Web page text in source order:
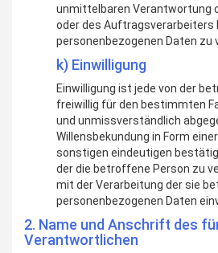
unmittelbaren Verantwortung
oder des Auftragsverarbeiters
personenbezogenen Daten zu
k) Einwilligung
Einwilligung ist jede von der
freiwillig für den bestimmten
und unmissverständlich
Willensbekundung in Form
sonstigen eindeutigen
der die betroffene Person zu
mit der Verarbeitung der sie
personenbezogenen Daten
2. Name und Anschrift des
Verantwortlichen